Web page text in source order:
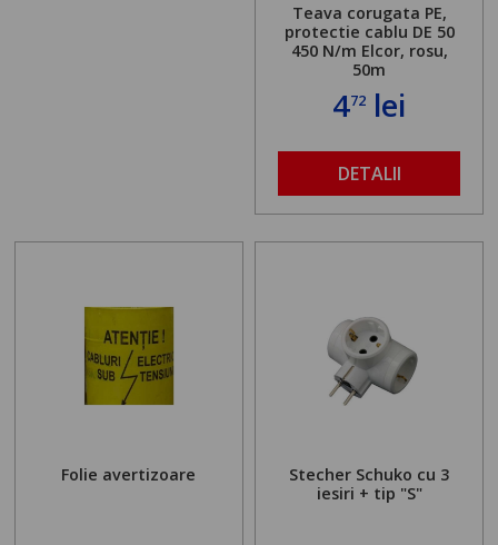
Teava corugata PE,
protectie cablu DE 50
450 N/m Elcor, rosu,
50m
472 lei
DETALII
Folie avertizoare
Stecher Schuko cu 3
iesiri + tip "S"